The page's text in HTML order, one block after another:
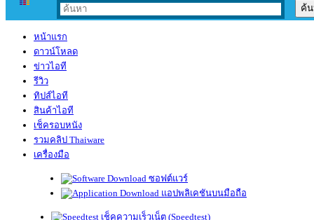
หน้าแรก
ดาวน์โหลด
ข่าวไอที
รีวิว
ทิปส์ไอที
สินค้าไอที
เช็ครอบหนัง
รวมคลิป Thaiware
เครื่องมือ
ซอฟต์แวร์
แอปพลิเคชันบนมือถือ
เช็คความเร็วเน็ต (Speedtest)